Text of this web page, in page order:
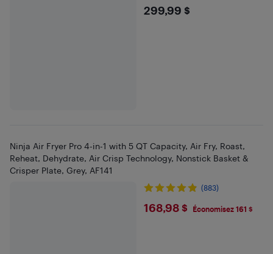
$299.99
299,99 $
Ninja Air Fryer Pro 4-in-1 with 5 QT Capacity, Air Fry, Roast,
Reheat, Dehydrate, Air Crisp Technology, Nonstick Basket &
Crisper Plate, Grey, AF141
(883)
$168.98
168,98 $ Économisez 161 $